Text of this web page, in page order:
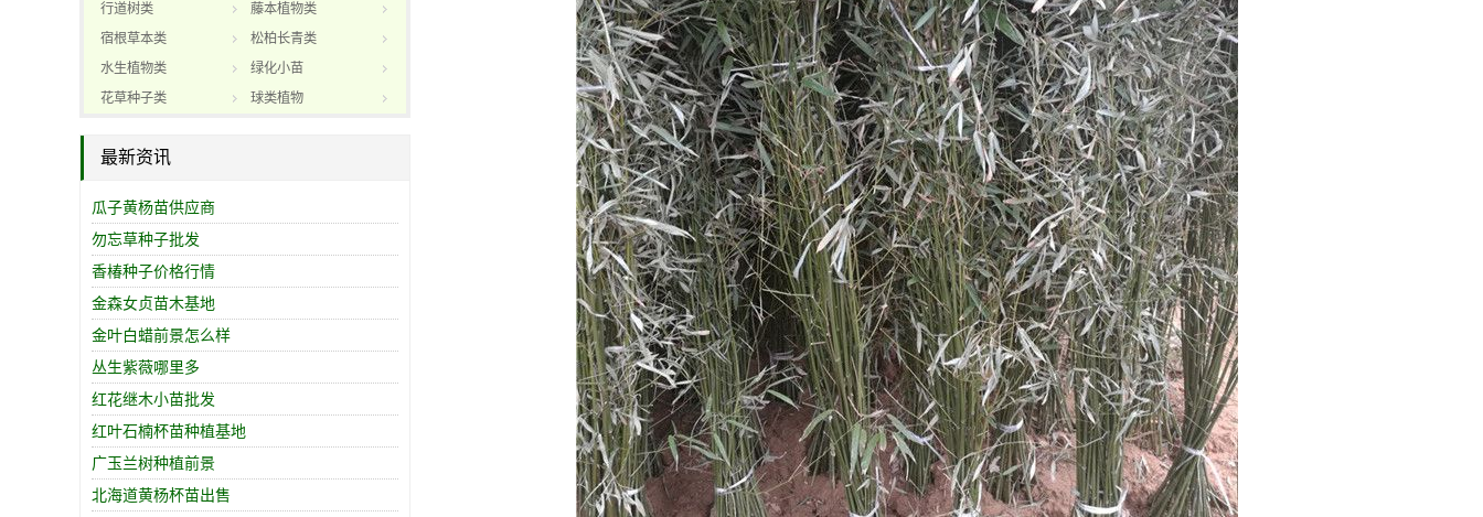
行道树类
藤本植物类
宿根草本类
松柏长青类
水生植物类
绿化小苗
花草种子类
球类植物
最新资讯
瓜子黄杨苗供应商
勿忘草种子批发
香椿种子价格行情
金森女贞苗木基地
金叶白蜡前景怎么样
丛生紫薇哪里多
红花继木小苗批发
红叶石楠杯苗种植基地
广玉兰树种植前景
北海道黄杨杯苗出售